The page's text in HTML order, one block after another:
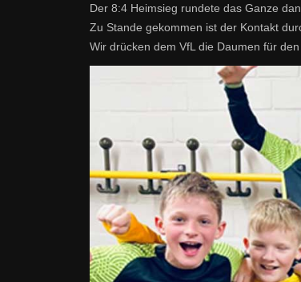
Der 8:4 Heimsieg rundete das Ganze
Zu Stande gekommen ist der Kontakt
Wir drücken dem VfL die Daumen für